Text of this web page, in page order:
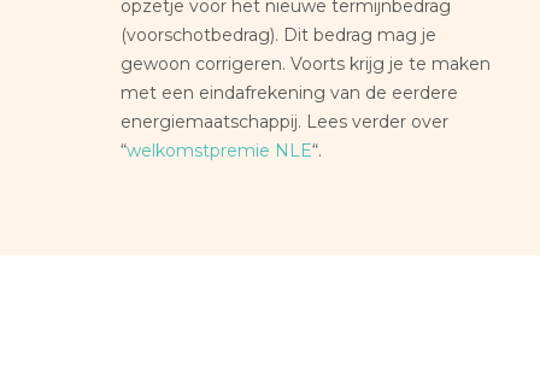
opzetje voor het nieuwe termijnbedrag
(voorschotbedrag). Dit bedrag mag je
gewoon corrigeren. Voorts krijg je te maken
met een eindafrekening van de eerdere
energiemaatschappij. Lees verder over
“welkomstpremie NLE“.